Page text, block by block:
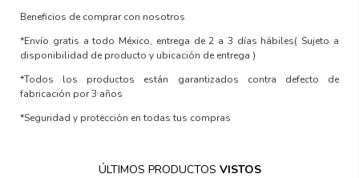
Beneficios de comprar con nosotros
*Envío gratis a todo México, entrega de 2 a 3 días hábiles( Sujeto a
disponibilidad de producto y ubicación de entrega )
*Todos los productos están garantizados contra defecto de
fabricación por 3 años
*Seguridad y protección en todas tus compras
ÚLTIMOS PRODUCTOS VISTOS